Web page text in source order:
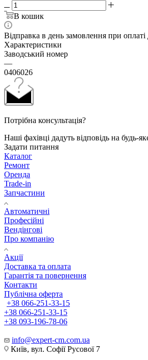
В кошик
Відправка в день замовлення при
Характеристики
Заводський номер
—
0406026
Потрібна консультація?
Наші фахівці дадуть відповідь на будь-
Задати питання
Каталог
Ремонт
Оренда
Trade-in
Запчастини
Автоматичні
Професійні
Вендінгові
Про компанію
Акції
Доставка та оплата
Гарантія та повернення
Контакти
Публічна оферта
+38 066-251-33-15
+38 066-251-33-15
+38 093-196-78-06
info@expert-cm.com.ua
Київ, вул. Софії Русової 7